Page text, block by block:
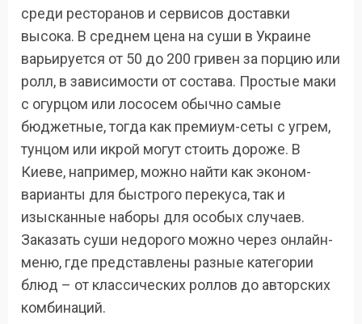
среди ресторанов и сервисов доставки
высока. В среднем цена на суши в Украине
варьируется от 50 до 200 гривен за порцию или
ролл, в зависимости от состава. Простые маки
с огурцом или лососем обычно самые
бюджетные, тогда как премиум-сеты с угрем,
тунцом или икрой могут стоить дороже. В
Киеве, например, можно найти как эконом-
варианты для быстрого перекуса, так и
изысканные наборы для особых случаев.
Заказать суши недорого можно через онлайн-
меню, где представлены разные категории
блюд – от классических роллов до авторских
комбинаций.